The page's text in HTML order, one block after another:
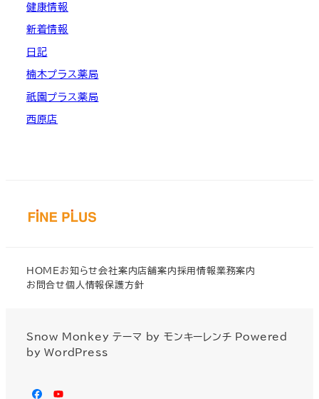
健康情報
新着情報
日記
楠木プラス薬局
祇園プラス薬局
西原店
HOMEお知らせ会社案内店舗案内採用情報業務案内
お問合せ個人情報保護方針
Snow Monkey テーマ byモンキーレンチ Powered
byWordPress
facebook
youtube